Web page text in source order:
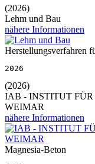
(2026)
Lehm und Bau
nähere Informationen
Herstellungsverfahren
2026
(2026)
IAB - INSTITUT
WEIMAR
nähere Informationen
Magnesia-Beton